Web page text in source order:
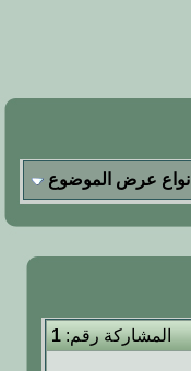
انواع عرض الموضوع
المشاركة رقم:1